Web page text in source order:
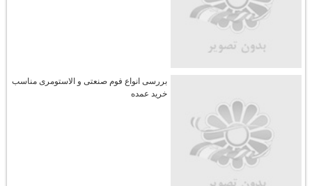
بررسی انواع فوم صنعتی و الاستومری مناسب
خرید عمده